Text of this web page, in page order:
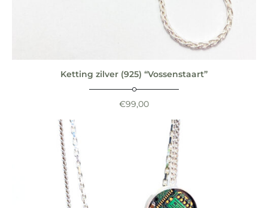
Ketting zilver (925) “Vossenstaart”
€99,00